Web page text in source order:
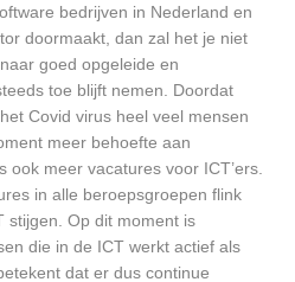
bedrijven in Nederland en
doormaakt, dan zal het je niet
goed opgeleide en
toe blijft nemen. Doordat
Covid virus heel veel mensen
meer behoefte aan
meer vacatures voor ICT’ers.
in alle beroepsgroepen flink
stijgen. Op dit moment is
die in de ICT werkt actief als
dat er dus continue